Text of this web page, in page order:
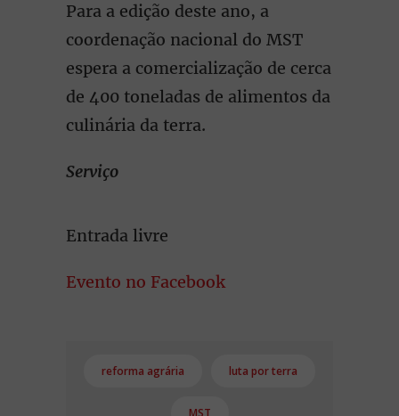
Para a edição deste ano, a
coordenação nacional do MST
espera a comercialização de cerca
de 400 toneladas de alimentos da
culinária da terra.
Serviço
Entrada livre
Evento no Facebook
reforma agrária luta por terra
MST